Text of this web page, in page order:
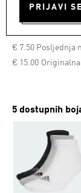
LOW-
€ 7.50 Posljednja
Cijena umanjena
€ 15.00za
5 dostupnih